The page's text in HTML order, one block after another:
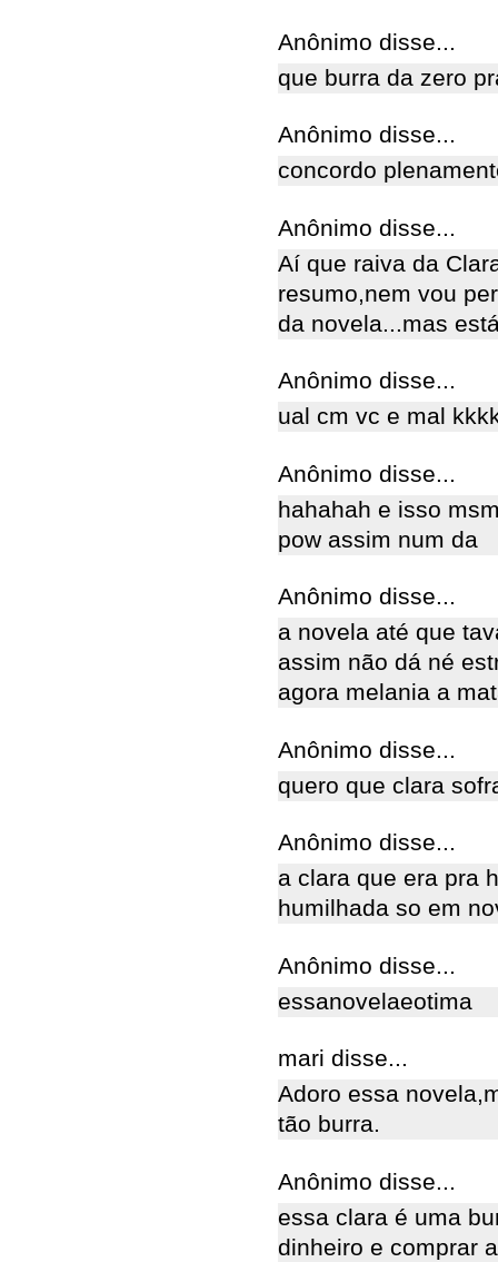
Anônimo disse...
que burra da zero
Anônimo disse...
concordo
Anônimo disse...
Aí que raiva da
resumo,nem vou
da novela...mas
Anônimo disse...
ual cm vc e mal
Anônimo disse...
hahahah e isso
pow assim num da
Anônimo disse...
a novela até que
assim não dá né
agora melania a
Anônimo disse...
quero que clara
Anônimo disse...
a clara que era pra
humilhada so em
Anônimo disse...
essanovelaeotima
mari disse...
Adoro essa
tão burra.
Anônimo disse...
essa clara é uma
dinheiro e comprar